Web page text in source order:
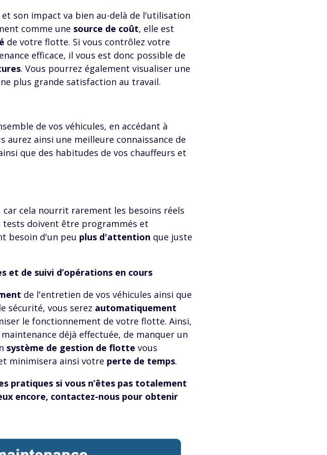
son impact va bien au-delà de l'utilisation
comme une source de coût, elle est
de votre flotte. Si vous contrôlez votre
efficace, il vous est donc possible de
. Vous pourrez également visualiser une
plus grande satisfaction au travail.
de vos véhicules, en accédant à
ainsi une meilleure connaissance de
que des habitudes de vos chauffeurs et
car cela nourrit rarement les besoins réels
tests doivent être programmés et
besoin d'un peu plus d'attention que juste
et de suivi d’opérations en cours
de l'entretien de vos véhicules ainsi que
sécurité, vous serez automatiquement
le fonctionnement de votre flotte. Ainsi,
déjà effectuée, de manquer un
système de gestion de flotte vous
minimisera ainsi votre perte de temps.
pratiques si vous n’êtes pas totalement
encore, contactez-nous pour obtenir